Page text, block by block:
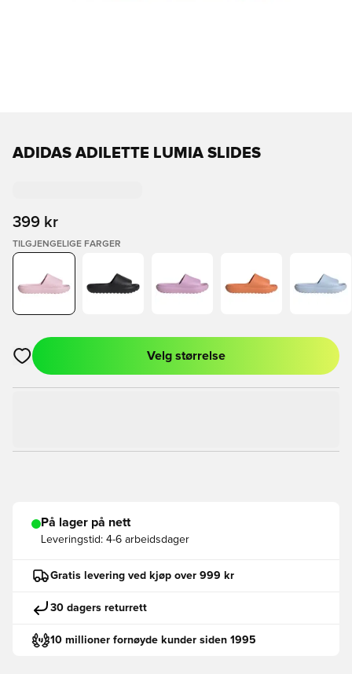
ADIDAS ADILETTE LUMIA SLIDES
399 kr
TILGJENGELIGE FARGER
Åpner en Modal for å logge inn eller registrere deg som
Velg størrelse
På lager på nett
Leveringstid: 4-6 arbeidsdager
Gratis levering ved kjøp over 999 kr
30 dagers returrett
10 millioner fornøyde kunder siden 1995